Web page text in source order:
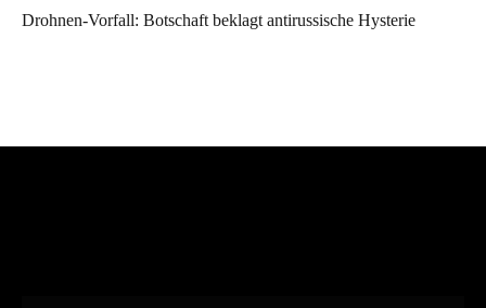
Drohnen-Vorfall: Botschaft beklagt antirussische Hysterie